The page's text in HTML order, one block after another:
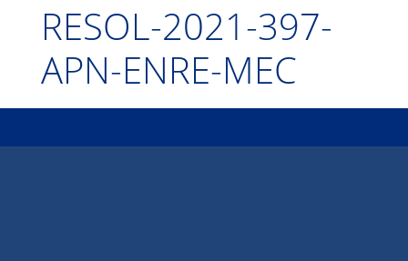
RESOL-2021-397-
APN-ENRE-MEC